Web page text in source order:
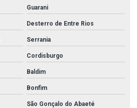
Guarani
Desterro de Entre Rios
Serrania
Cordisburgo
Baldim
Bonfim
São Gonçalo do Abaeté